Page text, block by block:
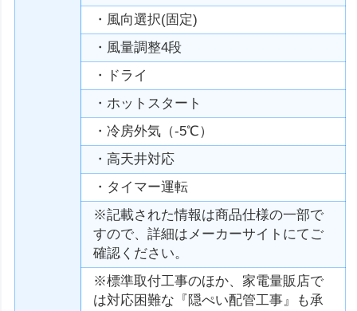
・風向選択(固定)
・風量調整4段
・ドライ
・ホットスタート
・冷房外気（-5℃）
・高天井対応
・タイマー運転
※記載された情報は商品仕様の一部で
すので、詳細はメーカーサイトにてご
確認ください。
※標準取付工事のほか、家電量販店で
は対応困難な『隠ぺい配管工事』も承